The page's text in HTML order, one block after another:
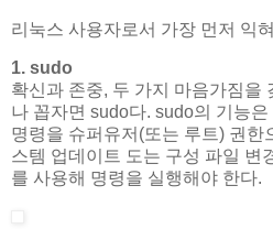
리눅스 사용자로서 가장 먼저 익
1. sudo
확신과 존중, 두 가지 마음가짐을
나 꼽자면 sudo다. sudo의 기능
명령을 슈퍼유저(또는 루트) 권한
스템 업데이트 도는 구성 파일 변
를 사용해 명령을 실행해야 한다.